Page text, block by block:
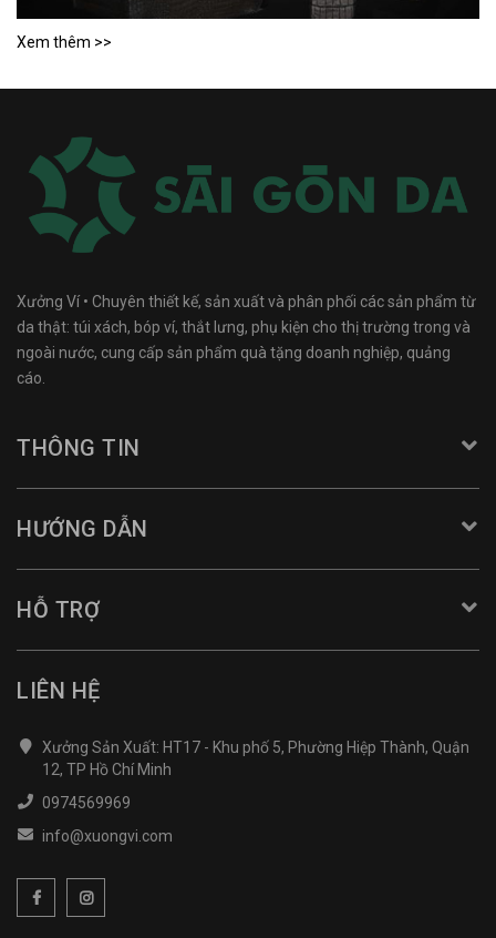
Xem thêm >>
Xưởng Ví • Chuyên thiết kế, sản xuất và phân phối các sản phẩm từ
da thật: túi xách, bóp ví, thắt lưng, phụ kiện cho thị trường trong và
ngoài nước, cung cấp sản phẩm quà tặng doanh nghiệp, quảng
cáo.
THÔNG TIN
HƯỚNG DẪN
HỖ TRỢ
LIÊN HỆ
Xưởng Sản Xuất: HT17 - Khu phố 5, Phường Hiệp Thành, Quận
12, TP Hồ Chí Minh
0974569969
info@xuongvi.com